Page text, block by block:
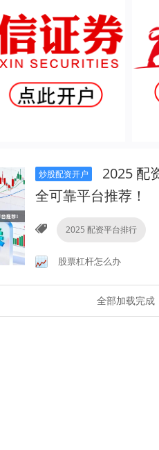
炒股配资开户
2025 配
全可靠平台推荐！
2025 配资平台排行
股票杠杆怎么办
全部加载完成